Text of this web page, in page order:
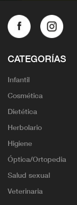
CATEGORÍAS
Infantil
Cosmética
Dietética
Herbolario
Higiene
Óptica/Ortopedia
Salud sexual
Veterinaria